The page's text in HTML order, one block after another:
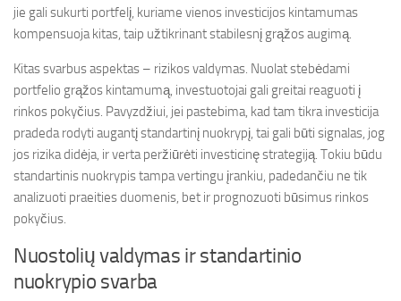
jie gali sukurti portfelį, kuriame vienos investicijos kintamumas
kompensuoja kitas, taip užtikrinant stabilesnį grąžos augimą.
Kitas svarbus aspektas – rizikos valdymas. Nuolat stebėdami
portfelio grąžos kintamumą, investuotojai gali greitai reaguoti į
rinkos pokyčius. Pavyzdžiui, jei pastebima, kad tam tikra investicija
pradeda rodyti augantį standartinį nuokrypį, tai gali būti signalas, jog
jos rizika didėja, ir verta peržiūrėti investicinę strategiją. Tokiu būdu
standartinis nuokrypis tampa vertingu įrankiu, padedančiu ne tik
analizuoti praeities duomenis, bet ir prognozuoti būsimus rinkos
pokyčius.
Nuostolių valdymas ir standartinio
nuokrypio svarba